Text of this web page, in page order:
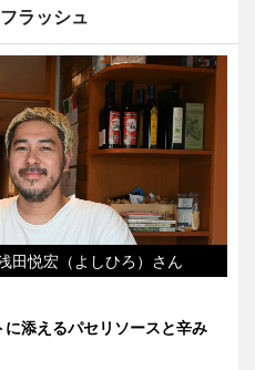
ラッシュ
田悦宏（よしひろ）さん
に添えるパセリソースと辛み